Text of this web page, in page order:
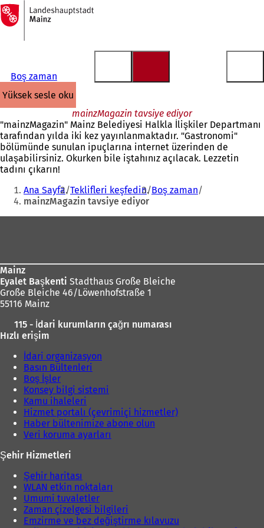
İçeriğe atla
Ana
sayfaya
Boş zaman
yüksek sesle oku
mainzMagazin tavsiye ediyor
"mainzMagazin" Mainz Belediyesi Halkla İlişkiler Departmanı
tarafından yılda iki kez yayınlanmaktadır. "Gastronomi"
bölümünde sunulan ipuçlarına internet üzerinden de
ulaşabilirsiniz. Okurken bile iştahınız açılacak. Lezzetin
tadını çıkarın!
Buradasınız:
Ana Sayfa Teklifleri keşfedin Boş zaman
mainzMagazin tavsiye ediyor
Mainz
Eyalet Başkenti Stadthaus Große Bleiche
Große Bleiche 46/Löwenhofstraße 1
55116 Mainz
115 - İdari kurumların çağrı numarası
Hızlı erişim
İdari organizasyon
Basın Bültenleri
Boş İşler
Konsey bilgi sistemi
Kamu ihaleleri
Hizmet portalı (çevrimiçi hizmetler)
Haber bültenimize abone olun
Veri koruma ayarları
Şehir Hizmetleri
Şehir haritası
WLAN etkin noktaları
Umumi tuvaletler
Zaman çizelgesi bilgileri
Emzirme ve bez değiştirme kılavuzu